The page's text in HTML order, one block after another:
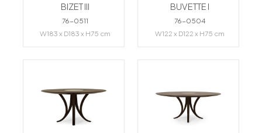
BIZET III
76-0511
W183 x D183 x H75 cm
BUVETTE I
76-0504
W122 x D122 x H75 cm